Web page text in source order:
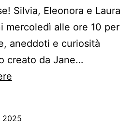
Silvia, Eleonora e Laura
mercoledì alle ore 10 per
aneddoti e curiosità
creato da Jane…
2025